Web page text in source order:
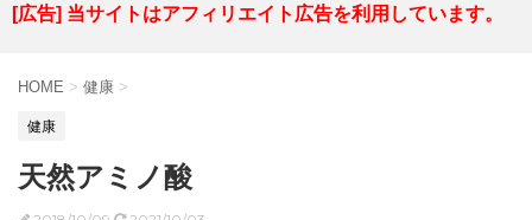
[広告] 当サイトはアフィリエイト広告を利用しています。
HOME > 健康 >
健康
天然アミノ酸